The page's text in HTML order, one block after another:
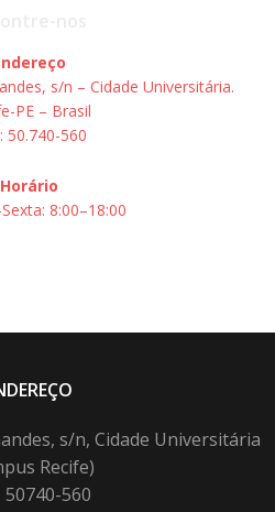
s/n – Cidade Universitária.
PE – Brasil
50.740-560
Horário
8:00–18:00
s/n, Cidade Universitária
Recife)
50740-560